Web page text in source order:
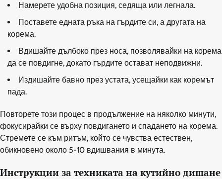
Намерете удобна позиция, седяща или легнала.
Поставете едната ръка на гърдите си, а другата на
корема.
Вдишайте дълбоко през носа, позволявайки на корема
да се повдигне, докато гърдите остават неподвижни.
Издишайте бавно през устата, усещайки как коремът
пада.
Повторете този процес в продължение на няколко минути,
фокусирайки се върху повдигането и спадането на корема.
Стремете се към ритъм, който се чувства естествен,
обикновено около 5-10 вдишвания в минута.
Инструкции за техниката на кутийно дишане